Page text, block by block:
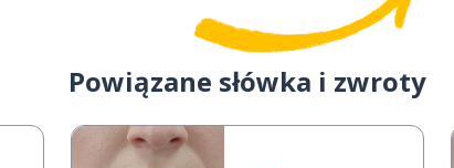
Powiązane słówka i zwroty